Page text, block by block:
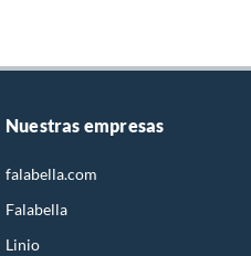
Nuestras empresas
falabella.com
Falabella
Linio